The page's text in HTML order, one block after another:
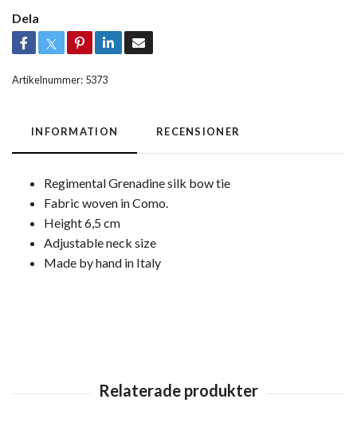
Dela
Artikelnummer: 5373
INFORMATION RECENSIONER
Regimental Grenadine silk bow tie
Fabric woven in Como.
Height 6,5 cm
Adjustable neck size
Made by hand in Italy